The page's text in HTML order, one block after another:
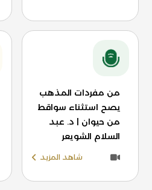
من مفردات المذهب
يصح استثناء سواقط
من حيوان | د. عبد
السلام الشويعر
شاهد المزيد